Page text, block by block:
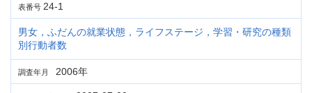
表番号 24-1
男女，ふだんの就業状態，ライフステージ，学習・研究の種類
別行動者数
調査年月 2006年